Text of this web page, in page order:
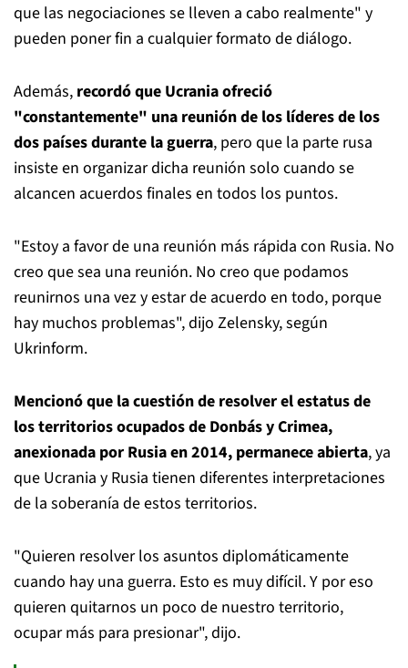
que las negociaciones se lleven a cabo realmente" y
pueden poner fin a cualquier formato de diálogo.
Además, recordó que Ucrania ofreció
"constantemente" una reunión de los líderes de los
dos países durante la guerra, pero que la parte rusa
insiste en organizar dicha reunión solo cuando se
alcancen acuerdos finales en todos los puntos.
"Estoy a favor de una reunión más rápida con Rusia. No
creo que sea una reunión. No creo que podamos
reunirnos una vez y estar de acuerdo en todo, porque
hay muchos problemas", dijo Zelensky, según
Ukrinform.
Mencionó que la cuestión de resolver el estatus de
los territorios ocupados de Donbás y Crimea,
anexionada por Rusia en 2014, permanece abierta, ya
que Ucrania y Rusia tienen diferentes interpretaciones
de la soberanía de estos territorios.
"Quieren resolver los asuntos diplomáticamente
cuando hay una guerra. Esto es muy difícil. Y por eso
quieren quitarnos un poco de nuestro territorio,
ocupar más para presionar", dijo.